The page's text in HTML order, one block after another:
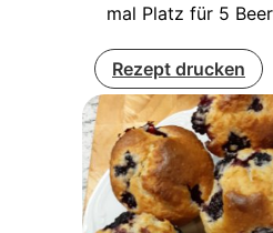
mal Platz für 5
Rezept drucken